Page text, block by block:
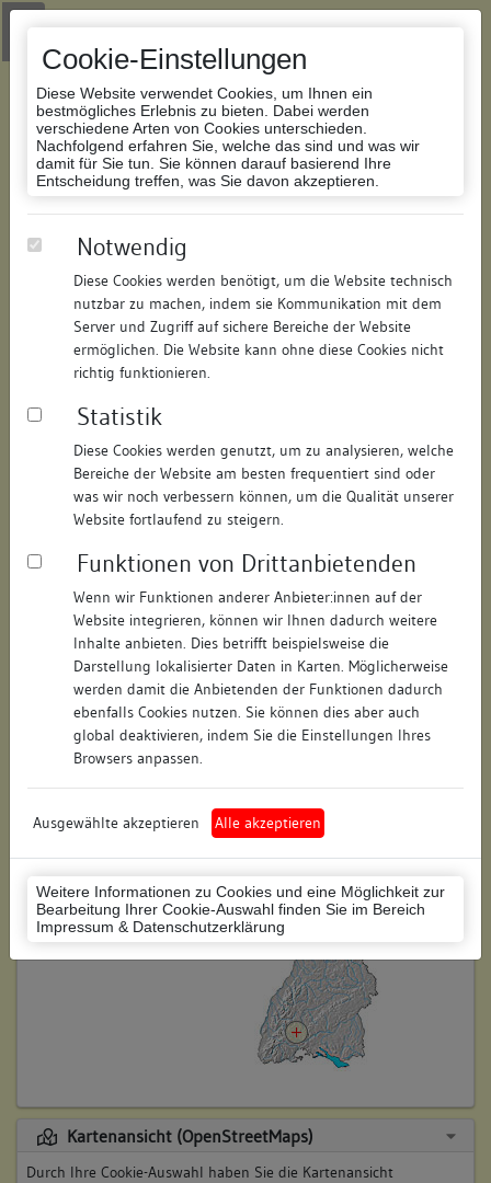
Cookie-Einstellungen
Diese Website verwendet Cookies, um Ihnen ein
bestmögliches Erlebnis zu bieten. Dabei werden
verschiedene Arten von Cookies unterschieden.
Nachfolgend erfahren Sie, welche das sind und was wir
damit für Sie tun. Sie können darauf basierend Ihre
Entscheidung treffen, was Sie davon akzeptieren.
Notwendig
Diese Cookies werden benötigt, um die Website technisch
nutzbar zu machen, indem sie Kommunikation mit dem
Server und Zugriff auf sichere Bereiche der Website
ermöglichen. Die Website kann ohne diese Cookies nicht
richtig funktionieren.
Statistik
Diese Cookies werden genutzt, um zu analysieren, welche
Bereiche der Website am besten frequentiert sind oder
was wir noch verbessern können, um die Qualität unserer
Website fortlaufend zu steigern.
Funktionen von Drittanbietenden
Wenn wir Funktionen anderer Anbieter:innen auf der
Website integrieren, können wir Ihnen dadurch weitere
Inhalte anbieten. Dies betrifft beispielsweise die
Darstellung lokalisierter Daten in Karten. Möglicherweise
werden damit die Anbietenden der Funktionen dadurch
ebenfalls Cookies nutzen. Sie können dies aber auch
global deaktivieren, indem Sie die Einstellungen Ihres
Browsers anpassen.
Ausgewählte akzeptieren Alle akzeptieren
Weitere Informationen zu Cookies und eine Möglichkeit zur
Bearbeitung Ihrer Cookie-Auswahl finden Sie im Bereich
Impressum & Datenschutzerklärung
Zur Navigation springen
Zum Inhalt der Website springen
Datenbank Bauforschung/Restaurierung
120824251313/Datum:18.07.2021
Datenbestand:
Bauforschung
Als PDF herunterladen:
Objektdaten
Straße: Käferberg
Hausnummer: keine
Postleitzahl: 78050
Stadt-Teilort: Villingen
Regierungsbezirk: Freiburg
Schwarzwald-Baar-Kreis
(Landkreis)
Wohnplatzschlüssel:
keine
keiner
Historische Gebäudenummer: keine
Lage des Wohnplatzes:
Kartenansicht (OpenStreetMaps)
Durch Ihre Cookie-Auswahl haben Sie die Kartenansicht